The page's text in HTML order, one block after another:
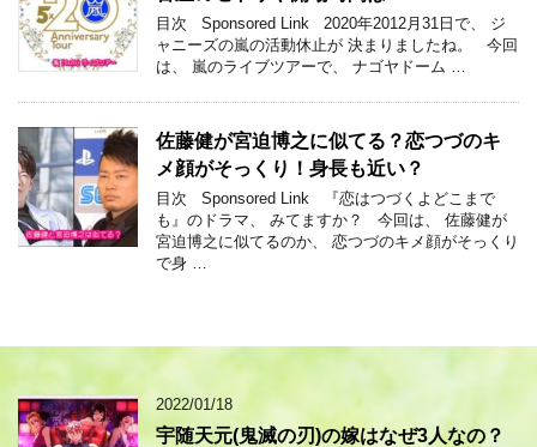
目次 Sponsored Link 2020年2012月31日で、 ジ
ャニーズの嵐の活動休止が 決まりましたね。 今回
は、 嵐のライブツアーで、 ナゴヤドーム …
佐藤健が宮迫博之に似てる？恋つづのキ
メ顔がそっくり！身長も近い？
目次 Sponsored Link 『恋はつづくよどこまで
も』のドラマ、 みてますか？ 今回は、 佐藤健が
宮迫博之に似てるのか、 恋つづのキメ顔がそっくり
で身 …
2022/01/18
宇随天元(鬼滅の刃)の嫁はなぜ3人なの？